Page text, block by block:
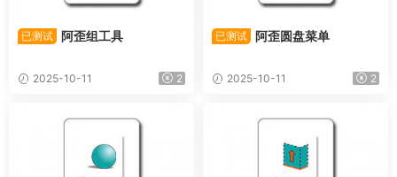
已测试 阿歪组工具
2025-10-11 2
已测试 阿歪圆盘菜单
2025-10-11 2